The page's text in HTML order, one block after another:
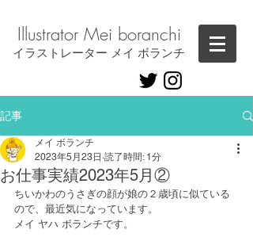
Illustrator ​Mei boranchi
​イラストレーター メイ ボランチ
記事
お仕事実績2023年5月②
メイ ボランチ
2023年5月23日 読了時間: 1分
ちいかわのうさぎの顔が娘の２歳頃に似ている
ので、最近気になっています。
メイ ヤハ ボランチです。